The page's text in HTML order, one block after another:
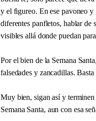
y el figureo. En ese pavoneo
diferentes panfletos, hablar de
visibles allá donde puedan
Por el bien de la Semana
falsedades y zancadillas.
Muy bien, sigan así y terminen
Semana Santa, aun con esa